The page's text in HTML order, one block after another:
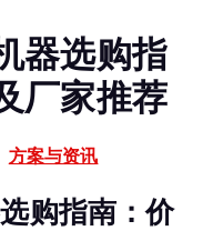
器选购指
厂家推荐
方案与资讯
购指南：价